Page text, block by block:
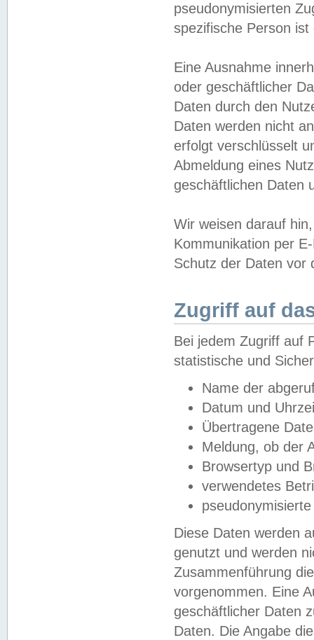
pseudonymisierten
spezifische Person
Eine Ausnahme
oder geschäftlicher
Daten durch den
Daten werden nicht
erfolgt verschlüsselt
Abmeldung eines
geschäftlichen Daten
Wir weisen darauf
Kommunikation per
Schutz der Daten vor
Zugriff auf
Bei jedem Zugriff auf
statistische und
Name der
Datum und
Übertragene
Meldung, ob der
Browsertyp und
verwendetes
Diese Daten werden
genutzt und werden
Zusammenführung
vorgenommen. Eine
geschäftlicher Daten
Daten. Die Angabe